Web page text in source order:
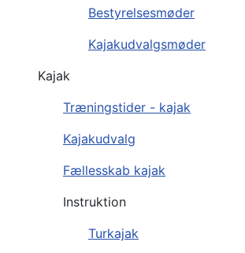
Bestyrelsesmøder
Kajakudvalgsmøder
Kajak
Træningstider - kajak
Kajakudvalg
Fællesskab kajak
Instruktion
Turkajak